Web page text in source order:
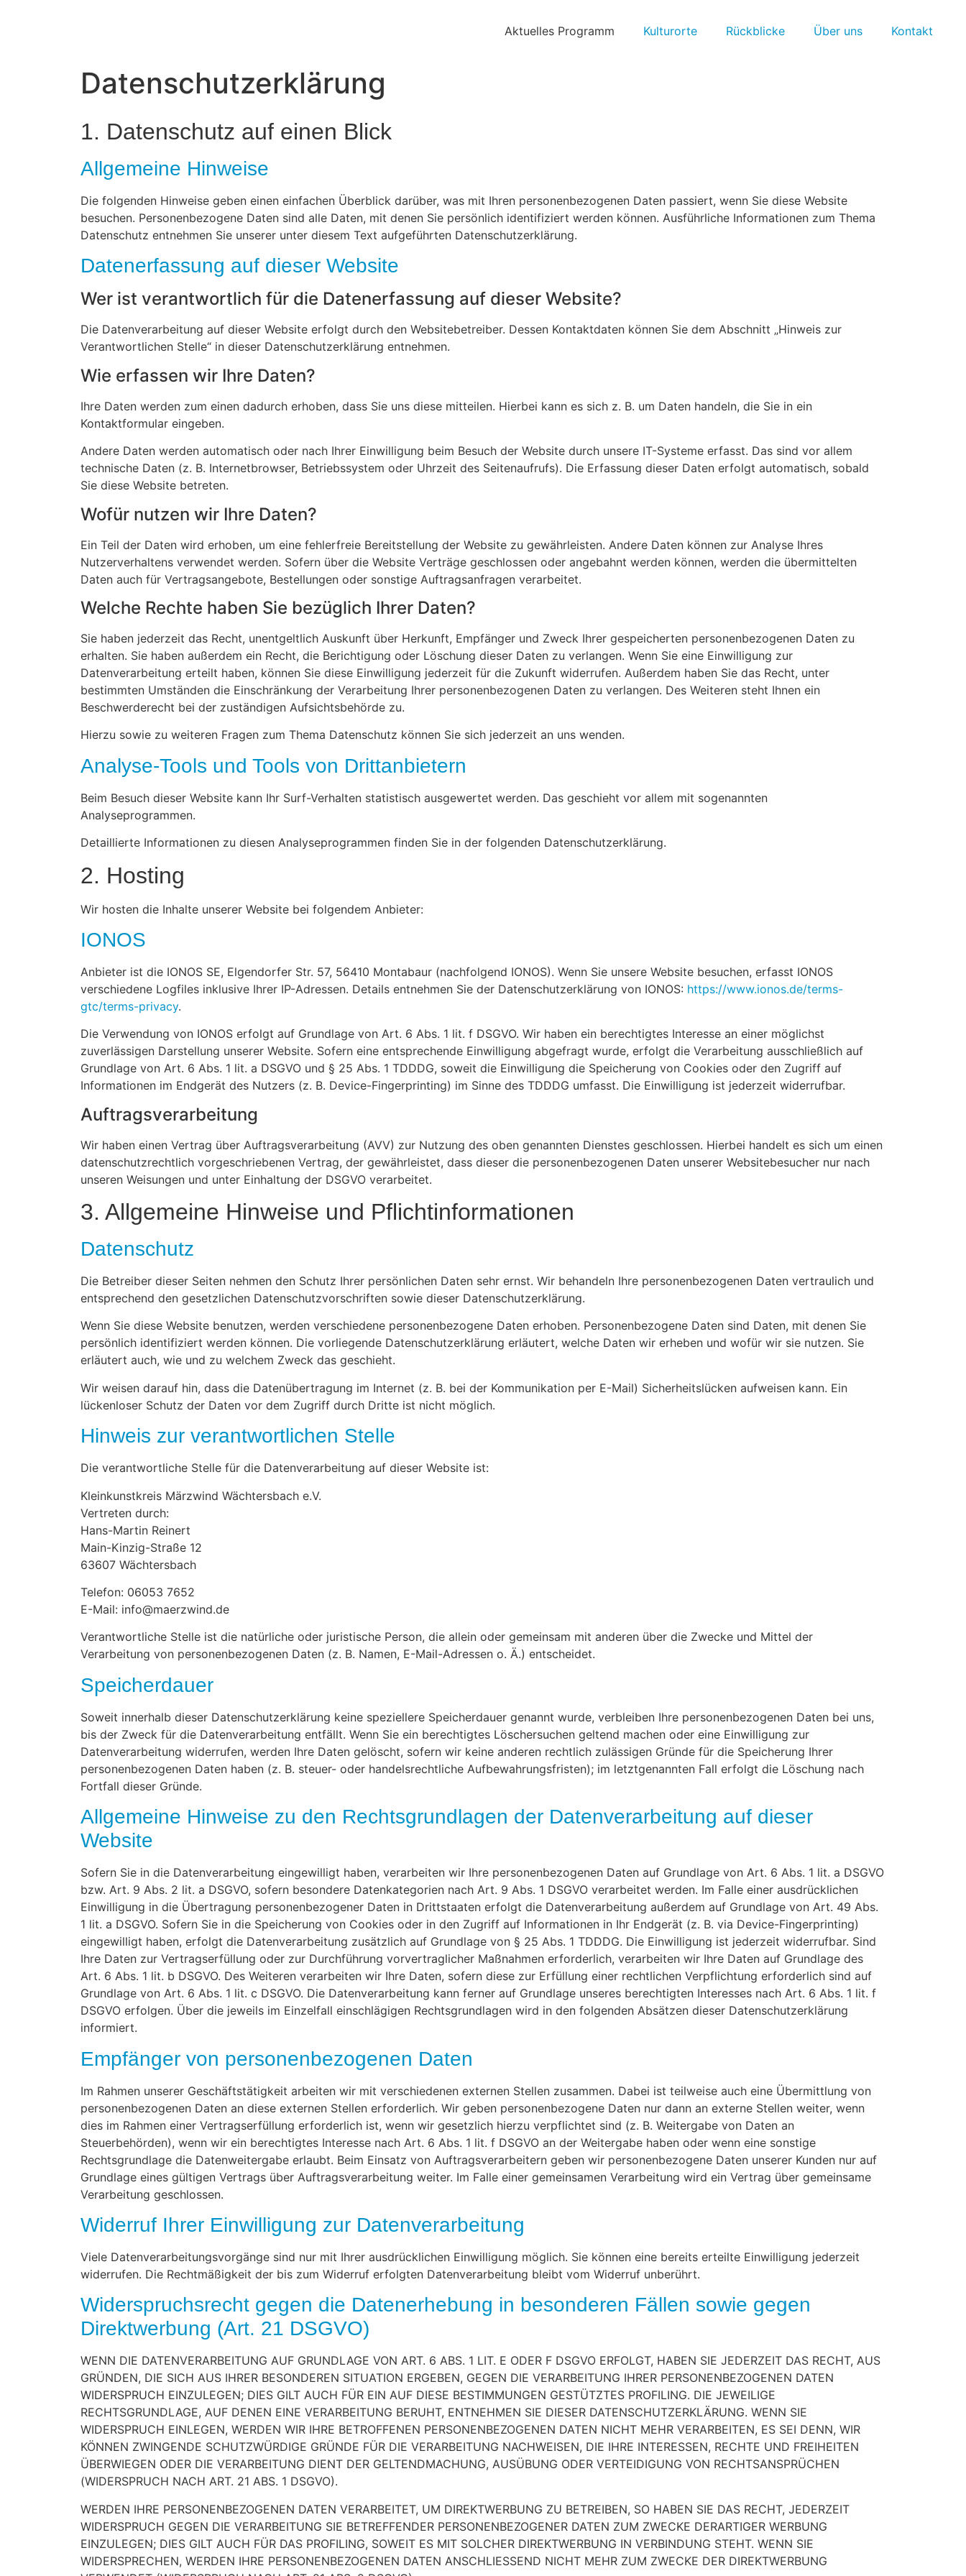
Aktuelles Programm Kulturorte Rückblicke Über uns Kontakt
Datenschutzerklärung
1. Datenschutz auf einen Blick
Allgemeine Hinweise
Die folgenden Hinweise geben einen einfachen Überblick darüber, was mit Ihren personenbezogenen Daten passiert, wenn Sie diese Website
besuchen. Personenbezogene Daten sind alle Daten, mit denen Sie persönlich identifiziert werden können. Ausführliche Informationen zum Thema
Datenschutz entnehmen Sie unserer unter diesem Text aufgeführten Datenschutzerklärung.
Datenerfassung auf dieser Website
Wer ist verantwortlich für die Datenerfassung auf dieser Website?
Die Datenverarbeitung auf dieser Website erfolgt durch den Websitebetreiber. Dessen Kontaktdaten können Sie dem Abschnitt „Hinweis zur
Verantwortlichen Stelle“ in dieser Datenschutzerklärung entnehmen.
Wie erfassen wir Ihre Daten?
Ihre Daten werden zum einen dadurch erhoben, dass Sie uns diese mitteilen. Hierbei kann es sich z. B. um Daten handeln, die Sie in ein
Kontaktformular eingeben.
Andere Daten werden automatisch oder nach Ihrer Einwilligung beim Besuch der Website durch unsere IT-Systeme erfasst. Das sind vor allem
technische Daten (z. B. Internetbrowser, Betriebssystem oder Uhrzeit des Seitenaufrufs). Die Erfassung dieser Daten erfolgt automatisch, sobald
Sie diese Website betreten.
Wofür nutzen wir Ihre Daten?
Ein Teil der Daten wird erhoben, um eine fehlerfreie Bereitstellung der Website zu gewährleisten. Andere Daten können zur Analyse Ihres
Nutzerverhaltens verwendet werden. Sofern über die Website Verträge geschlossen oder angebahnt werden können, werden die übermittelten
Daten auch für Vertragsangebote, Bestellungen oder sonstige Auftragsanfragen verarbeitet.
Welche Rechte haben Sie bezüglich Ihrer Daten?
Sie haben jederzeit das Recht, unentgeltlich Auskunft über Herkunft, Empfänger und Zweck Ihrer gespeicherten personenbezogenen Daten zu
erhalten. Sie haben außerdem ein Recht, die Berichtigung oder Löschung dieser Daten zu verlangen. Wenn Sie eine Einwilligung zur
Datenverarbeitung erteilt haben, können Sie diese Einwilligung jederzeit für die Zukunft widerrufen. Außerdem haben Sie das Recht, unter
bestimmten Umständen die Einschränkung der Verarbeitung Ihrer personenbezogenen Daten zu verlangen. Des Weiteren steht Ihnen ein
Beschwerderecht bei der zuständigen Aufsichtsbehörde zu.
Hierzu sowie zu weiteren Fragen zum Thema Datenschutz können Sie sich jederzeit an uns wenden.
Analyse-Tools und Tools von Dritt­anbietern
Beim Besuch dieser Website kann Ihr Surf-Verhalten statistisch ausgewertet werden. Das geschieht vor allem mit sogenannten
Analyseprogrammen.
Detaillierte Informationen zu diesen Analyseprogrammen finden Sie in der folgenden Datenschutzerklärung.
2. Hosting
Wir hosten die Inhalte unserer Website bei folgendem Anbieter:
IONOS
Anbieter ist die IONOS SE, Elgendorfer Str. 57, 56410 Montabaur (nachfolgend IONOS). Wenn Sie unsere Website besuchen, erfasst IONOS
verschiedene Logfiles inklusive Ihrer IP-Adressen. Details entnehmen Sie der Datenschutzerklärung von IONOS: https://www.ionos.de/terms-
gtc/terms-privacy.
Die Verwendung von IONOS erfolgt auf Grundlage von Art. 6 Abs. 1 lit. f DSGVO. Wir haben ein berechtigtes Interesse an einer möglichst
zuverlässigen Darstellung unserer Website. Sofern eine entsprechende Einwilligung abgefragt wurde, erfolgt die Verarbeitung ausschließlich auf
Grundlage von Art. 6 Abs. 1 lit. a DSGVO und § 25 Abs. 1 TDDDG, soweit die Einwilligung die Speicherung von Cookies oder den Zugriff auf
Informationen im Endgerät des Nutzers (z. B. Device-Fingerprinting) im Sinne des TDDDG umfasst. Die Einwilligung ist jederzeit widerrufbar.
Auftragsverarbeitung
Wir haben einen Vertrag über Auftragsverarbeitung (AVV) zur Nutzung des oben genannten Dienstes geschlossen. Hierbei handelt es sich um einen
datenschutzrechtlich vorgeschriebenen Vertrag, der gewährleistet, dass dieser die personenbezogenen Daten unserer Websitebesucher nur nach
unseren Weisungen und unter Einhaltung der DSGVO verarbeitet.
3. Allgemeine Hinweise und Pflicht­informationen
Datenschutz
Die Betreiber dieser Seiten nehmen den Schutz Ihrer persönlichen Daten sehr ernst. Wir behandeln Ihre personenbezogenen Daten vertraulich und
entsprechend den gesetzlichen Datenschutzvorschriften sowie dieser Datenschutzerklärung.
Wenn Sie diese Website benutzen, werden verschiedene personenbezogene Daten erhoben. Personenbezogene Daten sind Daten, mit denen Sie
persönlich identifiziert werden können. Die vorliegende Datenschutzerklärung erläutert, welche Daten wir erheben und wofür wir sie nutzen. Sie
erläutert auch, wie und zu welchem Zweck das geschieht.
Wir weisen darauf hin, dass die Datenübertragung im Internet (z. B. bei der Kommunikation per E-Mail) Sicherheitslücken aufweisen kann. Ein
lückenloser Schutz der Daten vor dem Zugriff durch Dritte ist nicht möglich.
Hinweis zur verantwortlichen Stelle
Die verantwortliche Stelle für die Datenverarbeitung auf dieser Website ist:
Kleinkunstkreis Märzwind Wächtersbach e.V.
Vertreten durch:
Hans-Martin Reinert
Main-Kinzig-Straße 12
63607 Wächtersbach
Telefon: 06053 7652
E-Mail: info@maerzwind.de
Verantwortliche Stelle ist die natürliche oder juristische Person, die allein oder gemeinsam mit anderen über die Zwecke und Mittel der
Verarbeitung von personenbezogenen Daten (z. B. Namen, E-Mail-Adressen o. Ä.) entscheidet.
Speicherdauer
Soweit innerhalb dieser Datenschutzerklärung keine speziellere Speicherdauer genannt wurde, verbleiben Ihre personenbezogenen Daten bei uns,
bis der Zweck für die Datenverarbeitung entfällt. Wenn Sie ein berechtigtes Löschersuchen geltend machen oder eine Einwilligung zur
Datenverarbeitung widerrufen, werden Ihre Daten gelöscht, sofern wir keine anderen rechtlich zulässigen Gründe für die Speicherung Ihrer
personenbezogenen Daten haben (z. B. steuer- oder handelsrechtliche Aufbewahrungsfristen); im letztgenannten Fall erfolgt die Löschung nach
Fortfall dieser Gründe.
Allgemeine Hinweise zu den Rechtsgrundlagen der Datenverarbeitung auf dieser
Website
Sofern Sie in die Datenverarbeitung eingewilligt haben, verarbeiten wir Ihre personenbezogenen Daten auf Grundlage von Art. 6 Abs. 1 lit. a DSGVO
bzw. Art. 9 Abs. 2 lit. a DSGVO, sofern besondere Datenkategorien nach Art. 9 Abs. 1 DSGVO verarbeitet werden. Im Falle einer ausdrücklichen
Einwilligung in die Übertragung personenbezogener Daten in Drittstaaten erfolgt die Datenverarbeitung außerdem auf Grundlage von Art. 49 Abs.
1 lit. a DSGVO. Sofern Sie in die Speicherung von Cookies oder in den Zugriff auf Informationen in Ihr Endgerät (z. B. via Device-Fingerprinting)
eingewilligt haben, erfolgt die Datenverarbeitung zusätzlich auf Grundlage von § 25 Abs. 1 TDDDG. Die Einwilligung ist jederzeit widerrufbar. Sind
Ihre Daten zur Vertragserfüllung oder zur Durchführung vorvertraglicher Maßnahmen erforderlich, verarbeiten wir Ihre Daten auf Grundlage des
Art. 6 Abs. 1 lit. b DSGVO. Des Weiteren verarbeiten wir Ihre Daten, sofern diese zur Erfüllung einer rechtlichen Verpflichtung erforderlich sind auf
Grundlage von Art. 6 Abs. 1 lit. c DSGVO. Die Datenverarbeitung kann ferner auf Grundlage unseres berechtigten Interesses nach Art. 6 Abs. 1 lit. f
DSGVO erfolgen. Über die jeweils im Einzelfall einschlägigen Rechtsgrundlagen wird in den folgenden Absätzen dieser Datenschutzerklärung
informiert.
Empfänger von personenbezogenen Daten
Im Rahmen unserer Geschäftstätigkeit arbeiten wir mit verschiedenen externen Stellen zusammen. Dabei ist teilweise auch eine Übermittlung von
personenbezogenen Daten an diese externen Stellen erforderlich. Wir geben personenbezogene Daten nur dann an externe Stellen weiter, wenn
dies im Rahmen einer Vertragserfüllung erforderlich ist, wenn wir gesetzlich hierzu verpflichtet sind (z. B. Weitergabe von Daten an
Steuerbehörden), wenn wir ein berechtigtes Interesse nach Art. 6 Abs. 1 lit. f DSGVO an der Weitergabe haben oder wenn eine sonstige
Rechtsgrundlage die Datenweitergabe erlaubt. Beim Einsatz von Auftragsverarbeitern geben wir personenbezogene Daten unserer Kunden nur auf
Grundlage eines gültigen Vertrags über Auftragsverarbeitung weiter. Im Falle einer gemeinsamen Verarbeitung wird ein Vertrag über gemeinsame
Verarbeitung geschlossen.
Widerruf Ihrer Einwilligung zur Datenverarbeitung
Viele Datenverarbeitungsvorgänge sind nur mit Ihrer ausdrücklichen Einwilligung möglich. Sie können eine bereits erteilte Einwilligung jederzeit
widerrufen. Die Rechtmäßigkeit der bis zum Widerruf erfolgten Datenverarbeitung bleibt vom Widerruf unberührt.
Widerspruchsrecht gegen die Datenerhebung in besonderen Fällen sowie gegen
Direktwerbung (Art. 21 DSGVO)
WENN DIE DATENVERARBEITUNG AUF GRUNDLAGE VON ART. 6 ABS. 1 LIT. E ODER F DSGVO ERFOLGT, HABEN SIE JEDERZEIT DAS RECHT, AUS
GRÜNDEN, DIE SICH AUS IHRER BESONDEREN SITUATION ERGEBEN, GEGEN DIE VERARBEITUNG IHRER PERSONENBEZOGENEN DATEN
WIDERSPRUCH EINZULEGEN; DIES GILT AUCH FÜR EIN AUF DIESE BESTIMMUNGEN GESTÜTZTES PROFILING. DIE JEWEILIGE
RECHTSGRUNDLAGE, AUF DENEN EINE VERARBEITUNG BERUHT, ENTNEHMEN SIE DIESER DATENSCHUTZERKLÄRUNG. WENN SIE
WIDERSPRUCH EINLEGEN, WERDEN WIR IHRE BETROFFENEN PERSONENBEZOGENEN DATEN NICHT MEHR VERARBEITEN, ES SEI DENN, WIR
KÖNNEN ZWINGENDE SCHUTZWÜRDIGE GRÜNDE FÜR DIE VERARBEITUNG NACHWEISEN, DIE IHRE INTERESSEN, RECHTE UND FREIHEITEN
ÜBERWIEGEN ODER DIE VERARBEITUNG DIENT DER GELTENDMACHUNG, AUSÜBUNG ODER VERTEIDIGUNG VON RECHTSANSPRÜCHEN
(WIDERSPRUCH NACH ART. 21 ABS. 1 DSGVO).
WERDEN IHRE PERSONENBEZOGENEN DATEN VERARBEITET, UM DIREKTWERBUNG ZU BETREIBEN, SO HABEN SIE DAS RECHT, JEDERZEIT
WIDERSPRUCH GEGEN DIE VERARBEITUNG SIE BETREFFENDER PERSONENBEZOGENER DATEN ZUM ZWECKE DERARTIGER WERBUNG
EINZULEGEN; DIES GILT AUCH FÜR DAS PROFILING, SOWEIT ES MIT SOLCHER DIREKTWERBUNG IN VERBINDUNG STEHT. WENN SIE
WIDERSPRECHEN, WERDEN IHRE PERSONENBEZOGENEN DATEN ANSCHLIESSEND NICHT MEHR ZUM ZWECKE DER DIREKTWERBUNG